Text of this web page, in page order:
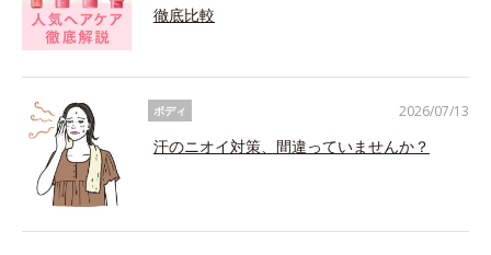
徹底比較
ボディ
汗のニオイ対策、間違っていませんか？
2026/07/13